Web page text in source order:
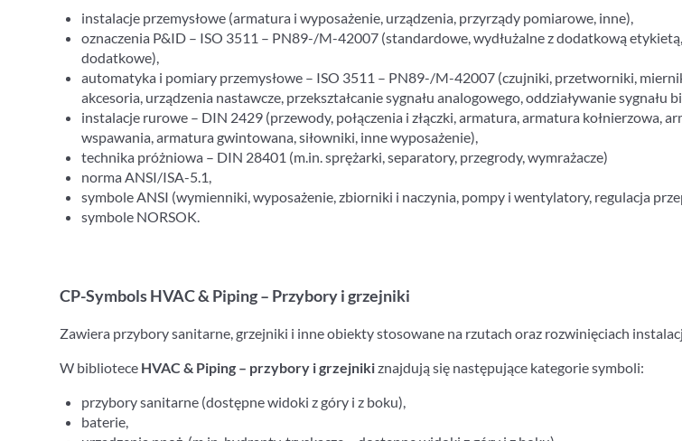
instalacje przemysłowe (armatura i wyposażenie, urządzenia, przyrządy pomiarowe, inne),
oznaczenia P&ID – ISO 3511 – PN89-/M-42007 (standardowe, wydłużalne z dodatkową
dodatkowe),
automatyka i pomiary przemysłowe – ISO 3511 – PN89-/M-42007 (czujniki, przetworniki,
akcesoria, urządzenia nastawcze, przekształcanie sygnału analogowego, oddziaływanie sygnału
instalacje rurowe – DIN 2429 (przewody, połączenia i złączki, armatura, armatura
wspawania, armatura gwintowana, siłowniki, inne wyposażenie),
technika próżniowa – DIN 28401 (m.in. sprężarki, separatory, przegrody, wymrażacze)
norma ANSI/ISA-5.1,
symbole ANSI (wymienniki, wyposażenie, zbiorniki i naczynia, pompy i wentylatory, regulacja
symbole NORSOK.
CP-Symbols HVAC & Piping – Przybory i grzejniki
Zawiera przybory sanitarne, grzejniki i inne obiekty stosowane na rzutach oraz rozwinięciach
W bibliotece HVAC & Piping – przybory i grzejnikiznajdują się następujące kategorie symboli:
przybory sanitarne (dostępne widoki z góry i z boku),
baterie,